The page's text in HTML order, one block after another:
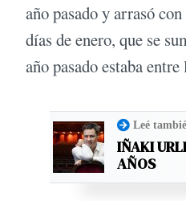
año pasado y arrasó
días de enero, que se
año pasado estaba
Leé
IÑAKI
AÑOS